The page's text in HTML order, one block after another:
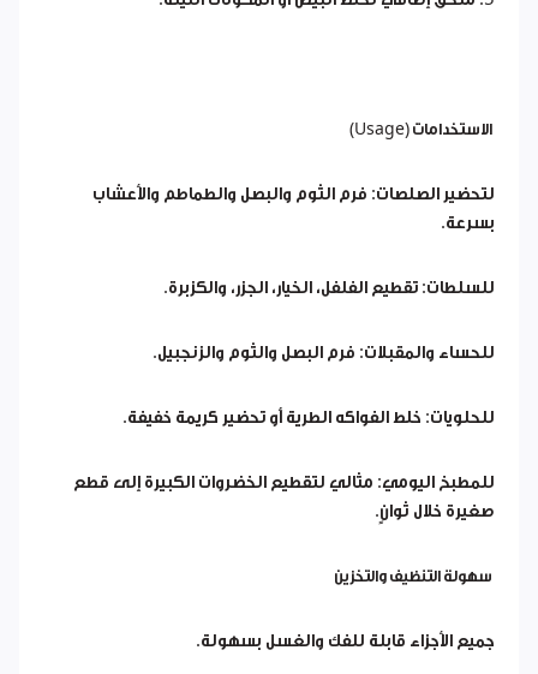
الاستخدامات (Usage)
لتحضير الصلصات: فرم الثوم والبصل والطماطم والأعشاب
بسرعة.
للسلطات: تقطيع الفلفل، الخيار، الجزر، والكزبرة.
للحساء والمقبلات: فرم البصل والثوم والزنجبيل.
للحلويات: خلط الفواكه الطرية أو تحضير كريمة خفيفة.
للمطبخ اليومي: مثالي لتقطيع الخضروات الكبيرة إلى قطع
صغيرة خلال ثوانٍ.
سهولة التنظيف والتخزين
جميع الأجزاء قابلة للفك والغسل بسهولة.